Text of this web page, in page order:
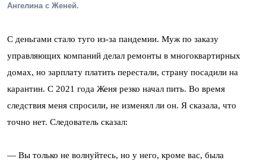
Ангелина с Женей.
С деньгами стало туго из-за пандемии. Муж по заказу
управляющих компаний делал ремонты в многоквартирных
домах, но зарплату платить перестали, страну посадили на
карантин. С 2021 года Женя резко начал пить. Во время
следствия меня спросили, не изменял ли он. Я сказала, что
точно нет. Следователь сказал:
— Вы только не волнуйтесь, но у него, кроме вас, была